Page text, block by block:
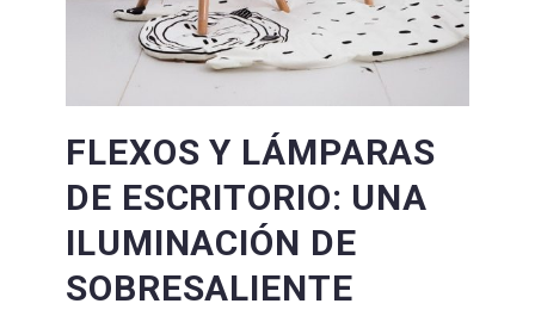
FLEXOS Y LÁMPARAS
DE ESCRITORIO: UNA
ILUMINACIÓN DE
SOBRESALIENTE